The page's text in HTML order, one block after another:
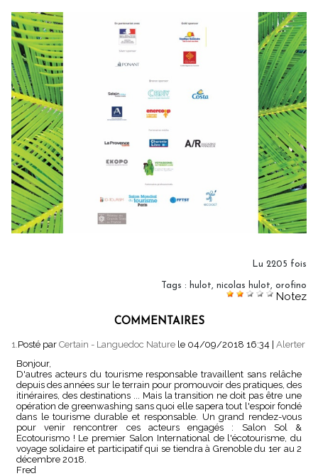
Lu 2205 fois
Tags : hulot, nicolas hulot, orofino
Notez
COMMENTAIRES
1. Posté par Certain - Languedoc Nature le 04/09/2018 16:34
Alerter
Bonjour,
D'autres acteurs du tourisme responsable travaillent sans relâche
depuis des années sur le terrain pour promouvoir des pratiques, des
itinéraires, des destinations ... Mais la transition ne doit pas être une
opération de greenwashing sans quoi elle sapera tout l'espoir fondé
dans le tourisme durable et responsable. Un grand rendez-vous
pour venir rencontrer ces acteurs engagés : Salon Sol &
Ecotourismo ! Le premier Salon International de l'écotourisme, du
voyage solidaire et participatif qui se tiendra à Grenoble du 1er au 2
décembre 2018.
Fred